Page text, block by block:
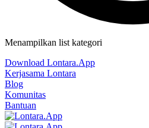
Menampilkan list kategori
Download Lontara.App
Kerjasama Lontara
Blog
Komunitas
Bantuan